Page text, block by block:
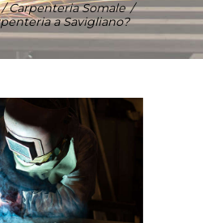
Carpenteria Somale
a Savigliano?